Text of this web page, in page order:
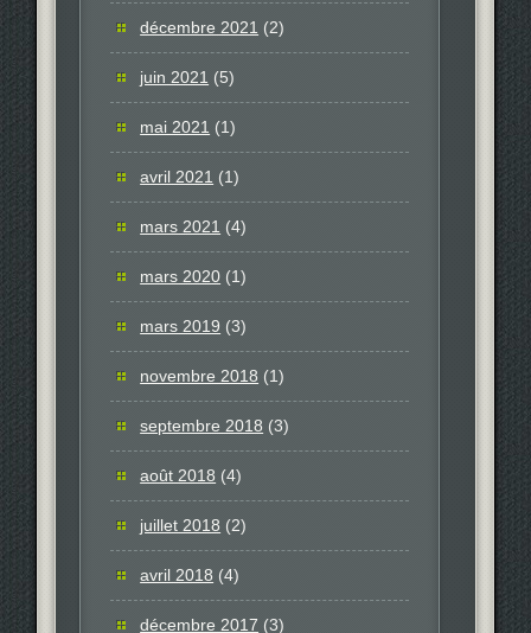
décembre 2021 (2)
juin 2021 (5)
mai 2021 (1)
avril 2021 (1)
mars 2021 (4)
mars 2020 (1)
mars 2019 (3)
novembre 2018 (1)
septembre 2018 (3)
août 2018 (4)
juillet 2018 (2)
avril 2018 (4)
décembre 2017 (3)